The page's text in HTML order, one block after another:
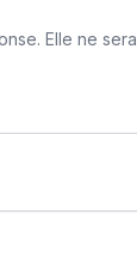
Elle ne